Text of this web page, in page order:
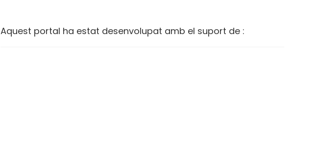
Aquest portal ha estat desenvolupat amb el suport de :